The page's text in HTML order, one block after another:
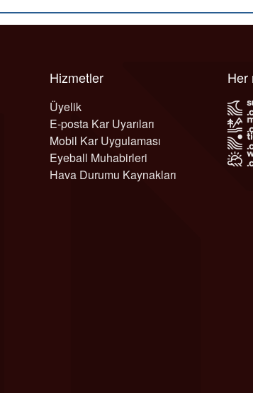
Hizmetler
Üyelik
E-posta Kar Uyarıları
Mobil Kar Uygulaması
Eyeball Muhabirleri
Hava Durumu Kaynakları